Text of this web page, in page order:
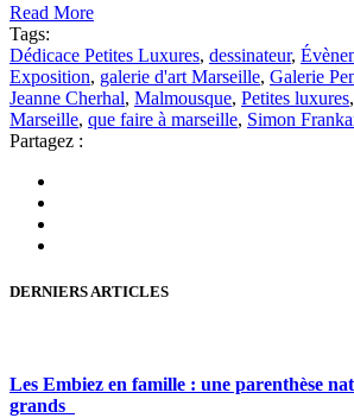
Read More
Tags:
Dédicace Petites Luxures, dessinateur,
Exposition, galerie d'art Marseille, Galerie
Jeanne Cherhal, Malmousque, Petites luxures,
Marseille, que faire à marseille, Simon
Partagez :
DERNIERS ARTICLES
Les Embiez en famille : une parenthèse
grands